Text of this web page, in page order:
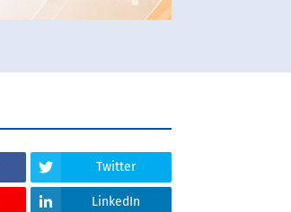
Twitter
LinkedIn